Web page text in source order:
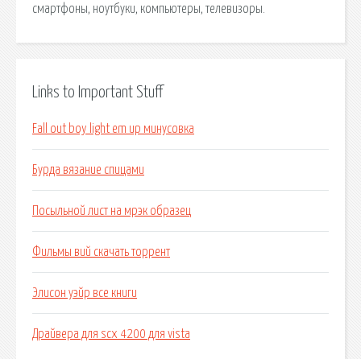
смартфоны, ноутбуки, компьютеры, телевизоры.
Links to Important Stuff
Fall out boy light em up минусовка
Бурда вязание спицами
Посыльной лист на мрэк образец
Фильмы вий скачать торрент
Элисон уэйр все книги
Драйвера для scx 4200 для vista